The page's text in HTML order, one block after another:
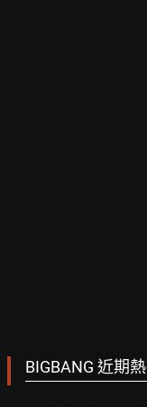
BIGBANG 近期